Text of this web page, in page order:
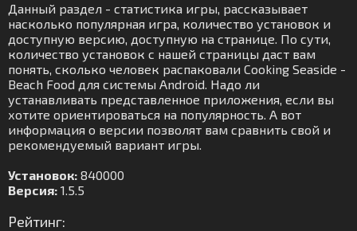
Данный раздел - статистика игры, рассказывает
насколько популярная игра, количество установок и
доступную версию, доступную на странице. По сути,
количество установок с нашей страницы даст вам
понять, сколько человек распаковали Cooking Seaside -
Beach Food для системы Android. Надо ли
устанавливать представленное приложения, если вы
хотите ориентироваться на популярность. А вот
информация о версии позволят вам сравнить свой и
рекомендуемый вариант игры.
Установок: 840000
Версия: 1.5.5
Рейтинг: